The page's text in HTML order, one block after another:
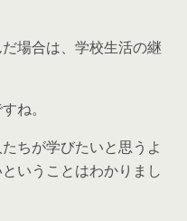
場合は、学校生活の継
ね。
ちが学びたいと思うよ
いうことはわかりまし